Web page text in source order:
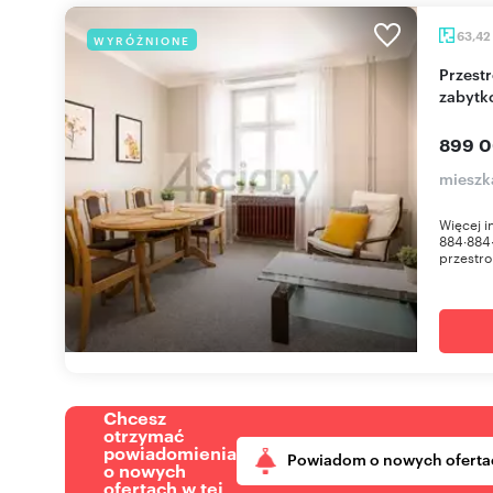
WYRÓŻNIONE 63,42
Przestronne 2-pokojowe mieszkanie w
899
Więcej
Chcesz
otrzymać
powiadomienia
o nowych
ofertach w tej
Powiadom o nowych